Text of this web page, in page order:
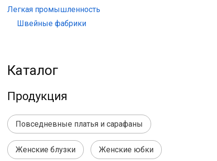
Легкая промышленность
Швейные фабрики
Каталог
Продукция
Повседневные платья и сарафаны
Женские блузки Женские юбки